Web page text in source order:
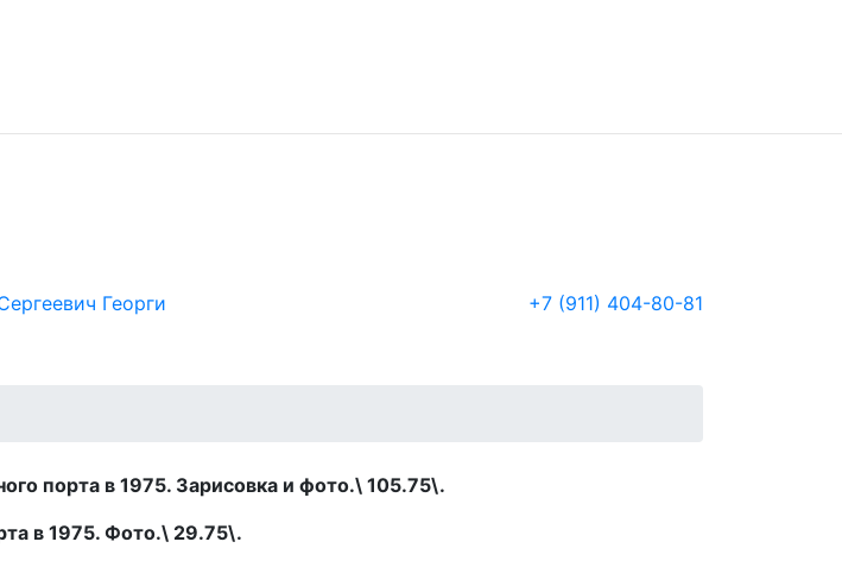
Георги +7 (911) 404-80-81
порта в 1975. Зарисовка и фото.\ 105.75\.
в 1975. Фото.\ 29.75\.